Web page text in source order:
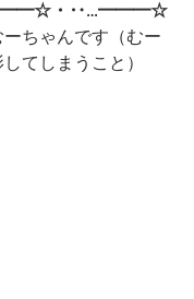
・‥…━━━☆
ちゃんです（むー
てしまうこと）